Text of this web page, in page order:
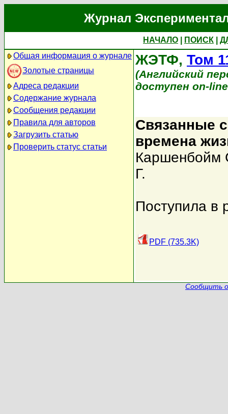
Журнал
НАЧАЛО ПОИСК
Общая информация о журнале
Золотые страницы
Адреса редакции
Содержание журнала
Сообщения редакции
Правила для авторов
Загрузить статью
Проверить статус статьи
ЖЭТФ, Том
(Английский
доступен on-
Связанные
времена
Каршенбойм
Г.
Поступила в
PDF (735.3K)
Сообщить о